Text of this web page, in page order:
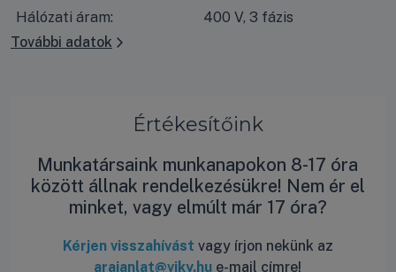
Hálózati áram:
400 V, 3 fázis
További adatok
Értékesítőink
Munkatársaink munkanapokon 8-17 óra
között állnak rendelkezésükre! Nem ér el
minket, vagy elmúlt már 17 óra?
Kérjen visszahívást vagy írjon nekünk az
arajanlat@viky.hu e-mail címre!